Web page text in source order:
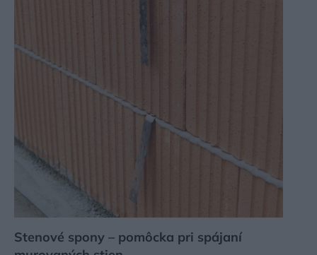
Stenové spony – pomôcka pri spájaní